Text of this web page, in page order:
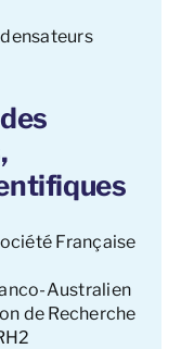
Française
Australien
de Recherche